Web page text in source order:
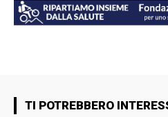
TI POTREBBERO